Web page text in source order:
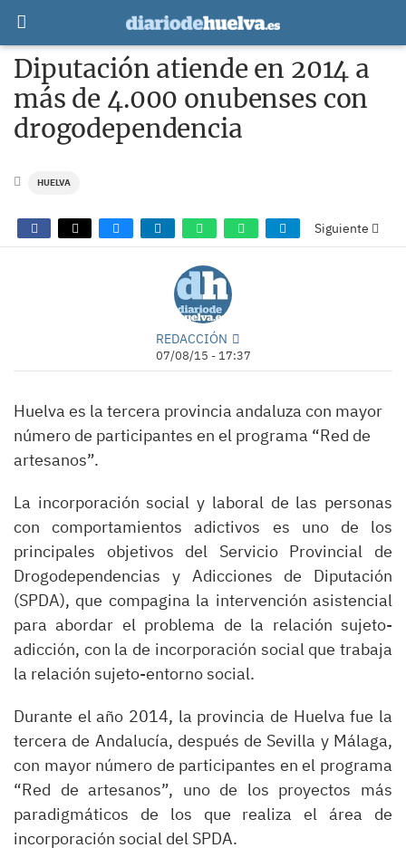
Diputación atiende en 2014 a
más de 4.000 onubenses con
drogodependencia
HUELVA
Siguiente
REDACCIÓN
07/08/15 - 17:37
Huelva es la tercera provincia andaluza con mayor
número de participantes en el programa “Red de
artesanos”.
La incorporación social y laboral de las personas
con comportamientos adictivos es uno de los
principales objetivos del Servicio Provincial de
Drogodependencias y Adicciones de Diputación
(SPDA), que compagina la intervención asistencial
para abordar el problema de la relación sujeto-
adicción, con la de incorporación social que trabaja
la relación sujeto-entorno social.
Durante el año 2014, la provincia de Huelva fue la
tercera de Andalucía, después de Sevilla y Málaga,
con mayor número de participantes en el programa
“Red de artesanos”, uno de los proyectos más
paradigmáticos de los que realiza el área de
incorporación social del SPDA.